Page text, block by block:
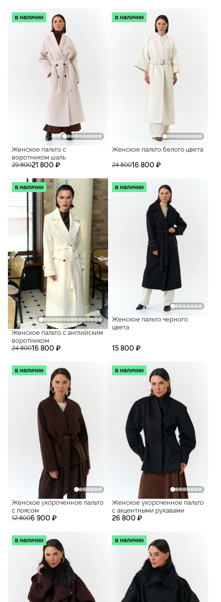
в наличии
Женское пальто с
воротником шаль
29 80021 800 ₽
в наличии
Женское пальто белого цвета
24 80016 800 ₽
в наличии
Женское пальто с английским
воротником
24 80016 800 ₽
в наличии
Женское пальто черного
цвета
15 800 ₽
в наличии
Женское укороченное пальто
с поясом
12 8006 900 ₽
в наличии
Женское укороченное пальто
с акцентными рукавами
26 800 ₽
в наличии в наличии